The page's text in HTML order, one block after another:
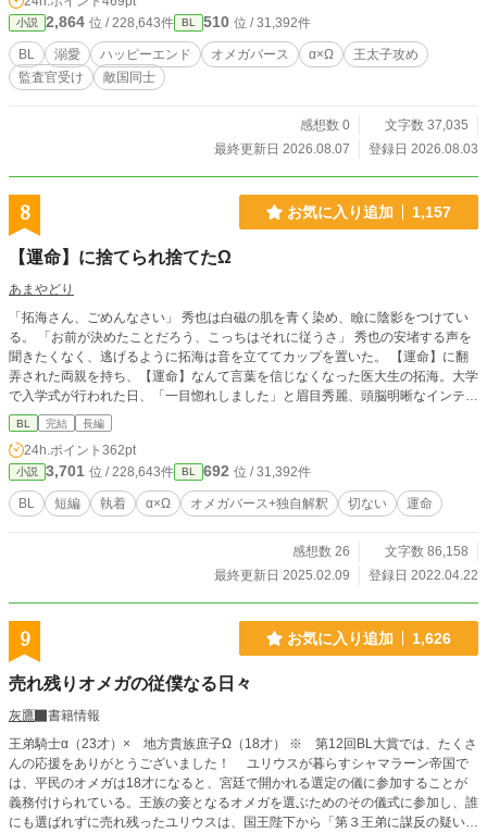
ーエンド ■AI活用 ・表紙（AIイラスト） ・会話テンポ＆文章
校正 ・タイトル/名前/タグ案 ■作者コメント 全年齢対象
小説 2,864 位 / 228,643件 BL 510 位 / 31,392件
BL 溺愛 ハッピーエンド オメガバース α×Ω
王太子攻め
監査官受け
敵国同士
感想数 0
文字数 37,035
最終更新日 2026.08.07
登録日 2026.08.03
8 お気に入り追加 1,157
【運命】に捨てられ捨てたΩ
あまやどり
「拓海さん、ごめんなさい」 秀也は白磁の肌を青く染め、瞼に陰影をつけてい
る。 「お前が決めたことだろう、こっちはそれに従うさ」 秀也の安堵する声を
聞きたくなく、逃げるように拓海は音を立ててカップを置いた。 【運命】に翻
弄された両親を持ち、【運命】なんて言葉を信じなくなった医大生の拓海。大学
で入学式が行われた日、「一目惚れしました」と眉目秀麗、頭脳明晰なインテリ
眼鏡風な新入生、秀也に突然告白された。 なんと、彼は有名な大病院の院長の
一人息子でαだった。 右往左往ありながらも番を前提に恋人となった二人。卒業
後、二人の前に、秀也の幼馴染で元婚約者であるαの女が突然現れて……。 前か
ら拓海を狙っていた先輩は傷ついた拓海を慰め、ここぞとばかりに自分と同居す
ることを提案する。 ※オメガバース独自解釈です。合わない人は危険です。 縦
読みを推奨します。
BL 完結 長編
24h.ポイント 362pt
小説 3,701 位 / 228,643件 BL 692 位 / 31,392件
BL 短編 執着 α×Ω オメガバース+独自解釈 切ない 運命
感想数 26
文字数 86,158
最終更新日 2025.02.09
登録日 2022.04.22
9 お気に入り追加 1,626
売れ残りオメガの従僕なる日々
灰鷹
書籍情報
王弟騎士α（23才）× 地方貴族庶子Ω（18才） ※ 第12回BL大賞では、たくさ
んの応援をありがとうございました！ ユリウスが暮らすシャマラーン帝国で
は、平民のオメガは18才になると、宮廷で開かれる選定の儀に参加することが
義務付けられている。王族の妾となるオメガを選ぶためのその儀式に参加し、誰
にも選ばれずに売れ残ったユリウスは、国王陛下から「第３王弟に謀反の疑いが